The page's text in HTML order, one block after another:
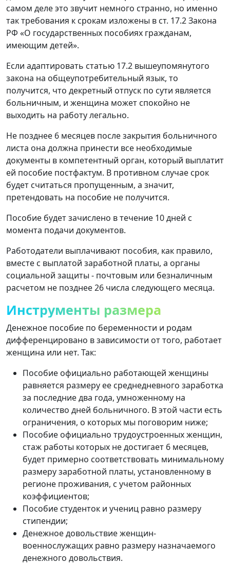
самом деле это звучит немного странно, но именно
так требования к срокам изложены в ст. 17.2 Закона
РФ «О государственных пособиях гражданам,
имеющим детей».
Если адаптировать статью 17.2 вышеупомянутого
закона на общеупотребительный язык, то
получится, что декретный отпуск по сути является
больничным, и женщина может спокойно не
выходить на работу легально.
Не позднее 6 месяцев после закрытия больничного
листа она должна принести все необходимые
документы в компетентный орган, который выплатит
ей пособие постфактум. В противном случае срок
будет считаться пропущенным, а значит,
претендовать на пособие не получится.
Пособие будет зачислено в течение 10 дней с
момента подачи документов.
Работодатели выплачивают пособия, как правило,
вместе с выплатой заработной платы, а органы
социальной защиты - почтовым или безналичным
расчетом не позднее 26 числа следующего месяца.
Инструменты размера
Денежное пособие по беременности и родам
дифференцировано в зависимости от того, работает
женщина или нет. Так:
Пособие официально работающей женщины
равняется размеру ее среднедневного заработка
за последние два года, умноженному на
количество дней больничного. В этой части есть
ограничения, о которых мы поговорим ниже;
Пособие официально трудоустроенных женщин,
стаж работы которых не достигает 6 месяцев,
будет примерно соответствовать минимальному
размеру заработной платы, установленному в
регионе проживания, с учетом районных
коэффициентов;
Пособие студенток и учениц равно размеру
стипендии;
Денежное довольствие женщин-
военнослужащих равно размеру назначаемого
денежного довольствия.